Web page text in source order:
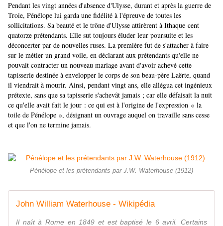
Pendant les vingt années d'absence d'Ulysse, durant et après la guerre de
Troie, Pénélope lui garda une fidélité à l'épreuve de toutes les
sollicitations. Sa beauté et le trône d'Ulysse attirèrent à Ithaque cent
quatorze prétendants. Elle sut toujours éluder leur poursuite et les
déconcerter par de nouvelles ruses. La première fut de s'attacher à faire
sur le métier un grand voile, en déclarant aux prétendants qu'elle ne
pouvait contracter un nouveau mariage avant d'avoir achevé cette
tapisserie destinée à envelopper le corps de son beau-père Laërte, quand
il viendrait à mourir. Ainsi, pendant vingt ans, elle allégua cet ingénieux
prétexte, sans que sa tapisserie s'achevât jamais ; car elle défaisait la nuit
ce qu'elle avait fait le jour : ce qui est à l'origine de l'expression « la
toile de Pénélope », désignant un ouvrage auquel on travaille sans cesse
et que l'on ne termine jamais.
Pénélope et les prétendants par J.W. Waterhouse (1912)
John William Waterhouse - Wikipédia
Il naît à Rome en 1849 et est baptisé le 6 avril. Certains